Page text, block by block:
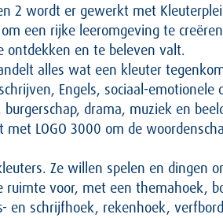
2 wordt er gewerkt met
een rijke leeromgeving te
ontdekken en te beleven valt.
alles wat een kleuter
Engels, sociaal-
drama, muziek en
LOGO 3000 om de
Ze willen spelen en dingen
ruimte voor, met een themahoek,
en schrijfhoek, rekenhoek,